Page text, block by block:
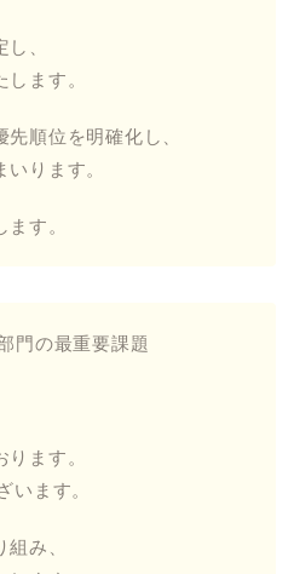
、
ます。
順位を明確化し、
ります。
す。
門の最重要課題
ます。
ます。
み、